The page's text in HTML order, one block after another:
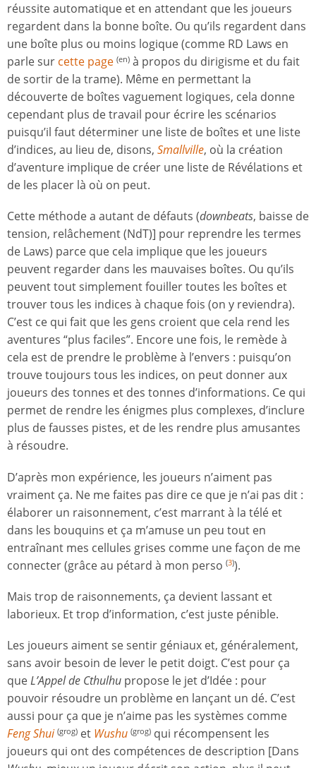
réussite automatique et en attendant que les joueurs
regardent dans la bonne boîte. Ou qu’ils regardent dans
une boîte plus ou moins logique (comme RD Laws en
parle sur cette page (en) à propos du dirigisme et du fait
de sortir de la trame). Même en permettant la
découverte de boîtes vaguement logiques, cela donne
cependant plus de travail pour écrire les scénarios
puisqu’il faut déterminer une liste de boîtes et une liste
d’indices, au lieu de, disons, Smallville, où la création
d’aventure implique de créer une liste de Révélations et
de les placer là où on peut.
Cette méthode a autant de défauts (downbeats, baisse de
tension, relâchement (NdT)] pour reprendre les termes
de Laws) parce que cela implique que les joueurs
peuvent regarder dans les mauvaises boîtes. Ou qu’ils
peuvent tout simplement fouiller toutes les boîtes et
trouver tous les indices à chaque fois (on y reviendra).
C’est ce qui fait que les gens croient que cela rend les
aventures “plus faciles”. Encore une fois, le remède à
cela est de prendre le problème à l’envers : puisqu’on
trouve toujours tous les indices, on peut donner aux
joueurs des tonnes et des tonnes d’informations. Ce qui
permet de rendre les énigmes plus complexes, d’inclure
plus de fausses pistes, et de les rendre plus amusantes
à résoudre.
D’après mon expérience, les joueurs n’aiment pas
vraiment ça. Ne me faites pas dire ce que je n’ai pas dit :
élaborer un raisonnement, c’est marrant à la télé et
dans les bouquins et ça m’amuse un peu tout en
entraînant mes cellules grises comme une façon de me
connecter (grâce au pétard à mon perso (3)).
Mais trop de raisonnements, ça devient lassant et
laborieux. Et trop d’information, c’est juste pénible.
Les joueurs aiment se sentir géniaux et, généralement,
sans avoir besoin de lever le petit doigt. C’est pour ça
queL’Appel de Cthulhu propose le jet d’Idée : pour
pouvoir résoudre un problème en lançant un dé. C’est
aussi pour ça que je n’aime pas les systèmes comme
Feng Shui (grog) et Wushu (grog) qui récompensent les
joueurs qui ont des compétences de description [Dans